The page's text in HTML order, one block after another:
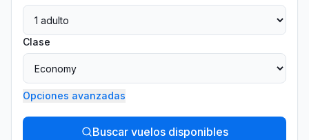
Clase
Opciones avanzadas
Buscar vuelos disponibles